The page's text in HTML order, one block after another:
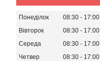
Понеділок 08:30
17:00
Вівторок
08:30
17:00
Середа
08:30
17:00
Четвер
08:30
17:00